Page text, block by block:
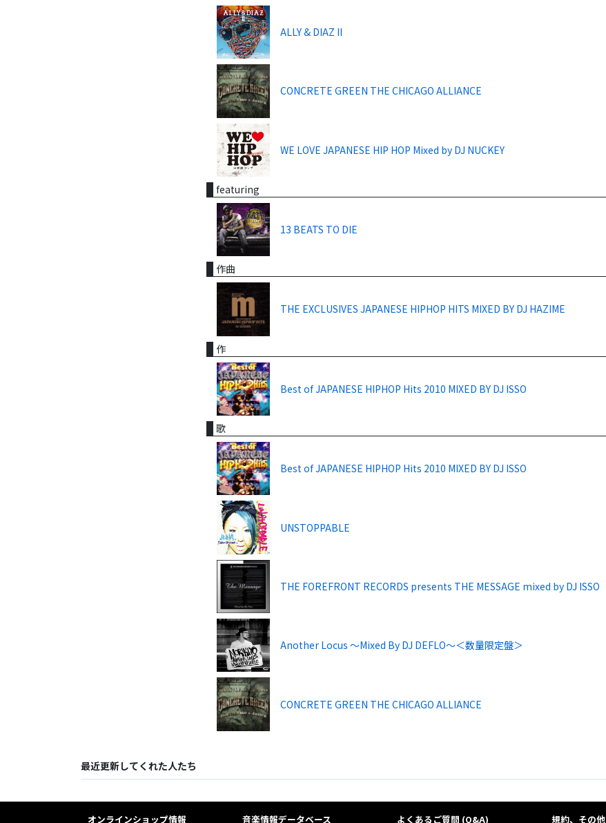
ALLY & DIAZ II
CONCRETE GREEN THE CHICAGO ALLIANCE
WE LOVE JAPANESE HIP HOP Mixed by DJ NUCKEY
featuring
13 BEATS TO DIE
作曲
THE EXCLUSIVES JAPANESE HIPHOP HITS MIXED BY DJ HAZIME
作
Best of JAPANESE HIPHOP Hits 2010 MIXED BY DJ ISSO
歌
Best of JAPANESE HIPHOP Hits 2010 MIXED BY DJ ISSO
UNSTOPPABLE
THE FOREFRONT RECORDS presents THE MESSAGE mixed by DJ ISSO
Another Locus ～Mixed By DJ DEFLO～＜数量限定盤＞
CONCRETE GREEN THE CHICAGO ALLIANCE
最近更新してくれた人たち
オンラインショップ情報 音楽情報データベース よくあるご質問 (Q&A) 規約、その他